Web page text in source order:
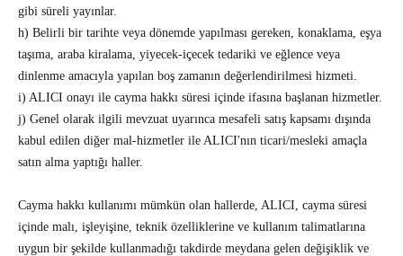
gibi süreli yayınlar.
h) Belirli bir tarihte veya dönemde yapılması gereken, konaklama, eşya
taşıma, araba kiralama, yiyecek-içecek tedariki ve eğlence veya
dinlenme amacıyla yapılan boş zamanın değerlendirilmesi hizmeti.
i) ALICI onayı ile cayma hakkı süresi içinde ifasına başlanan hizmetler.
j) Genel olarak ilgili mevzuat uyarınca mesafeli satış kapsamı dışında
kabul edilen diğer mal-hizmetler ile ALICI'nın ticari/mesleki amaçla
satın alma yaptığı haller.
Cayma hakkı kullanımı mümkün olan hallerde, ALICI, cayma süresi
içinde malı, işleyişine, teknik özelliklerine ve kullanım talimatlarına
uygun bir şekilde kullanmadığı takdirde meydana gelen değişiklik ve